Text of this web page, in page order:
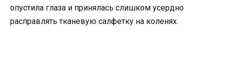
опустила глаза и принялась слишком усердно
расправлять тканевую салфетку на коленях.